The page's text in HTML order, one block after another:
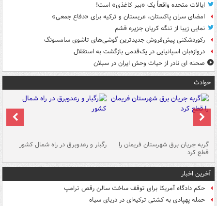
ایالات متحده واقعاً یک «ببر کاغذی» است!
امضای سران پاکستان، عربستان و ترکیه برای «دفاع جمعی»
نمایی زیبا از تنگه کریان جزیره قشم
رکوردشکنی پیش‌فروش جدیدترین گوشی‌های تاشوی سامسونگ
دروازه‌بان اسپانیایی در یک‌قدمی بازگشت به استقلال
صحنه ای نادر از حیات وحش ایران در سبلان
حوادث
گربه جریان برق شهرستان فریمان را
قطع کرد
رگبار و رعدوبرق در راه شمال کشور
آخرین اخبار
حکم دادگاه آمریکا برای توقف ساخت سالن رقص ترامپ
حمله پهپادی به کشتی ترکیه‌ای در دریای سیاه